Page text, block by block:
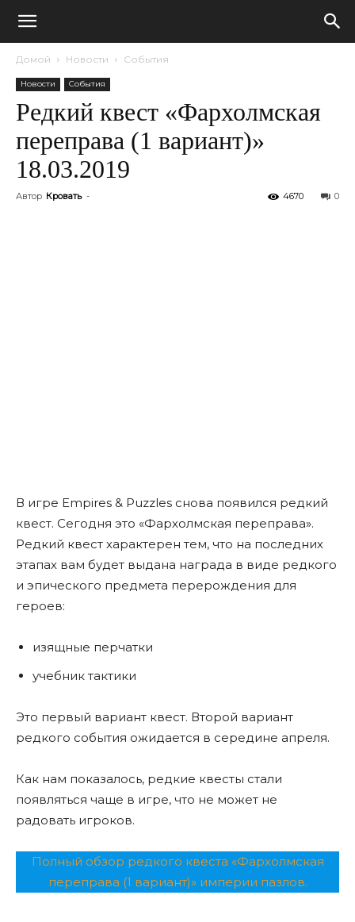
Домой Новости События
Новости События
Редкий квест «Фархолмская
переправа (1 вариант)»
18.03.2019
Автор Кровать - 0
4670
В игре Empires & Puzzles снова появился редкий
квест. Сегодня это «Фархолмская переправа».
Редкий квест характерен тем, что на последних
этапах вам будет выдана награда в виде редкого
и эпического предмета перерождения для
героев:
изящные перчатки
учебник тактики
Это первый вариант квест. Второй вариант
редкого события ожидается в середине апреля.
Как нам показалось, редкие квесты стали
появляться чаще в игре, что не может не
радовать игроков.
Полный обзор редкого квеста «Фархолмская
переправа (1 вариант)» империи пазлов.